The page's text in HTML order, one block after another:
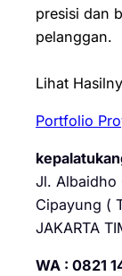
presisi dan
pelanggan.
Lihat
Portfolio
Jl. Albaidho
Cipayung (
JAKARTA
WA : 0821